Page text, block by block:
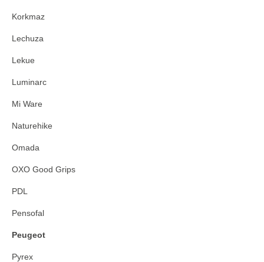
Korkmaz
Lechuza
Lekue
Luminarc
Mi Ware
Naturehike
Omada
OXO Good Grips
PDL
Pensofal
Peugeot
Pyrex